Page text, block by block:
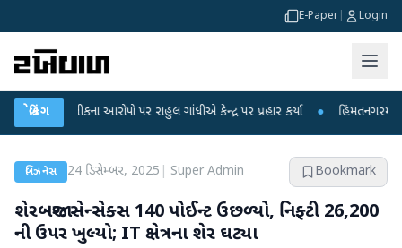
E-Paper Login
બ્રેકિંગ
લીકના આરોપો પર રાહુલ ગાંધીએ કેન્દ્ર પર પ્રહાર કર્યા ● હિંમતનગરમાં
બિઝનેસ 24 ડિસેમ્બર, 2025 Super Admin Bookmark
શેરબજાર: સેન્સેક્સ 140 પોઈન્ટ ઉછળ્યો, નિફ્ટી 26,200
ની ઉપર ખુલ્યો; IT ક્ષેત્રના શેર ઘટ્યા